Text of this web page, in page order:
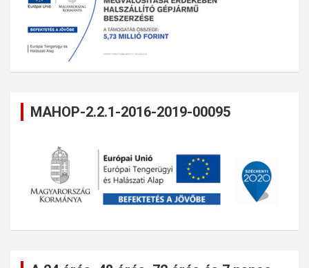
MAHOP-2.2.1-2016-2019-00095